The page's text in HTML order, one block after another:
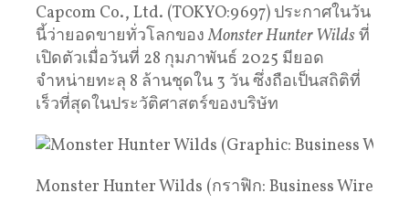
Capcom Co., Ltd. (TOKYO:9697) ประกาศในวัน
นี้ว่ายอดขายทั่วโลกของMonster Hunter Wildsที่
เปิดตัวเมื่อวันที่ 28 กุมภาพันธ์ 2025 มียอด
จำหน่ายทะลุ 8 ล้านชุดใน 3 วัน ซึ่งถือเป็นสถิติที่
เร็วที่สุดในประวัติศาสตร์ของบริษัท
Monster Hunter Wilds (กราฟิก: Business Wire)